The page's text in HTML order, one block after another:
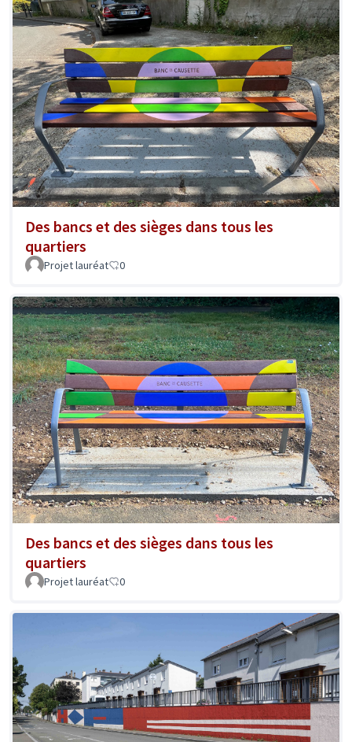
Des bancs et des sièges dans tous les
quartiers
Projet lauréat 0
Des bancs et des sièges dans tous les
quartiers
Projet lauréat 0